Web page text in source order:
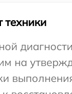
техники
на